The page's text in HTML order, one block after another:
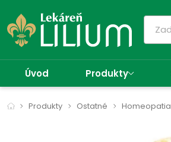
Úvod Produkty
Produkty Ostatné Homeopatia